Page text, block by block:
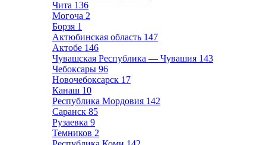
Чита 136
Могоча 2
Борзя 1
Актюбинская область 147
Актобе 146
Чувашская Республика — Чувашия 143
Чебоксары 96
Новочебоксарск 17
Канаш 10
Республика Мордовия 142
Саранск 85
Рузаевка 9
Темников 2